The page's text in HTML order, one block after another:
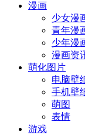
漫画
少女漫
青年漫
少年漫
漫画资
萌化图片
电脑壁
手机壁
萌图
表情
游戏